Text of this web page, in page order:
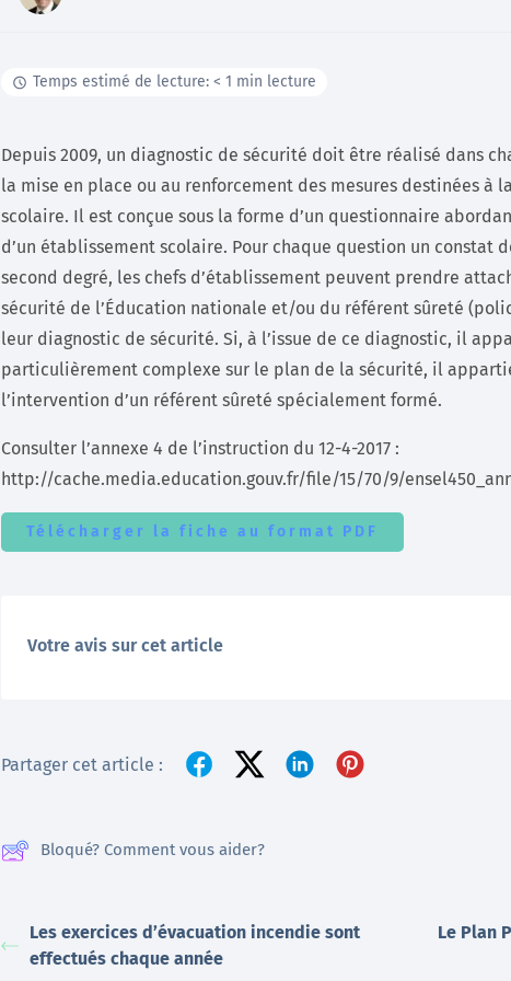
En savoir +
Temps estimé de lecture: < 1 min lecture
Depuis 2009, un diagnostic de sécurité doit être réalisé dans
la mise en place ou au renforcement des mesures destinées à
scolaire. Il est conçue sous la forme d’un questionnaire
d’un établissement scolaire. Pour chaque question un constat
second degré, les chefs d’établissement peuvent prendre
sécurité de l’Éducation nationale et/ou du référent sûreté
leur diagnostic de sécurité. Si, à l’issue de ce diagnostic, il
particulièrement complexe sur le plan de la sécurité, il
l’intervention d’un référent sûreté spécialement formé.
Consulter l’annexe 4 de l’instruction du 12-4-2017 :
http://cache.media.education.gouv.fr/file/15/70/9/
Télécharger la fiche au format PDF
Votre avis sur cet article
Partager cet article :
Bloqué? Comment vous aider?
Les exercices d’évacuation incendie sont
effectués chaque année
Le Plan